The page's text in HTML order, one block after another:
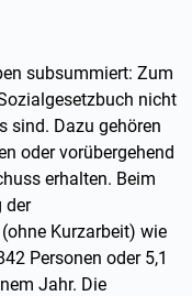
subsummiert: Zum
nicht
sind. Dazu gehören
oder vorübergehend
erhalten. Beim
der
Kurzarbeit) wie
Personen oder 5,1
Jahr. Die